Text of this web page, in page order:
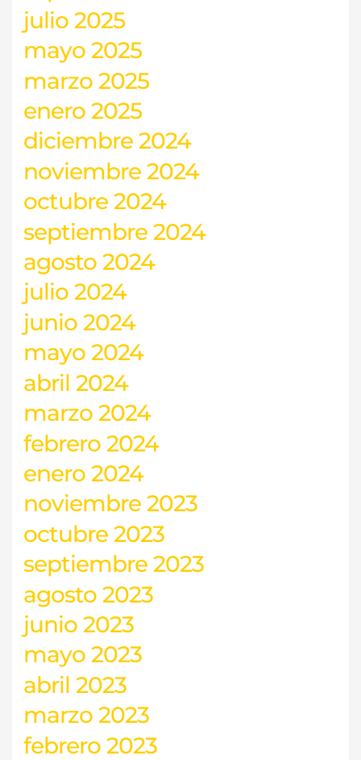
julio 2025
mayo 2025
marzo 2025
enero 2025
diciembre 2024
noviembre 2024
octubre 2024
septiembre 2024
agosto 2024
julio 2024
junio 2024
mayo 2024
abril 2024
marzo 2024
febrero 2024
enero 2024
noviembre 2023
octubre 2023
septiembre 2023
agosto 2023
junio 2023
mayo 2023
abril 2023
marzo 2023
febrero 2023